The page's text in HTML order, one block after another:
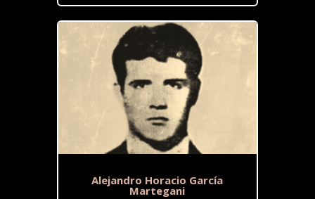
Alejandro Horacio García
Martegani